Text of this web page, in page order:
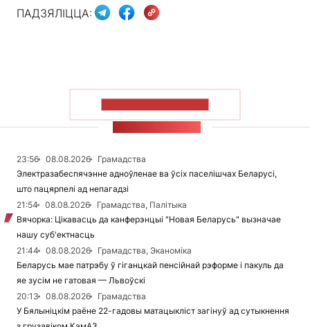
ПАДЗЯЛІЦЦА:
23:56 08.08.2026
Грамадства
Электразабеспячэнне адноўленае ва ўсіх паселішчах Беларусі,
што пацярпелі ад непагадзі
21:54
08.08.2026
Грамадства, Палітыка
Вячорка: Цікавасць да канферэнцыі "Новая Беларусь" вызначае
нашу суб'ектнасць
21:44
08.08.2026
Грамадства, Эканоміка
Беларусь мае патрэбу ў гіганцкай пенсійнай рэформе і пакуль да
яе зусім не гатовая — Львоўскі
20:13
08.08.2026
Грамадства
У Бялыніцкім раёне 22-гадовы матацыкліст загінуў ад сутыкнення